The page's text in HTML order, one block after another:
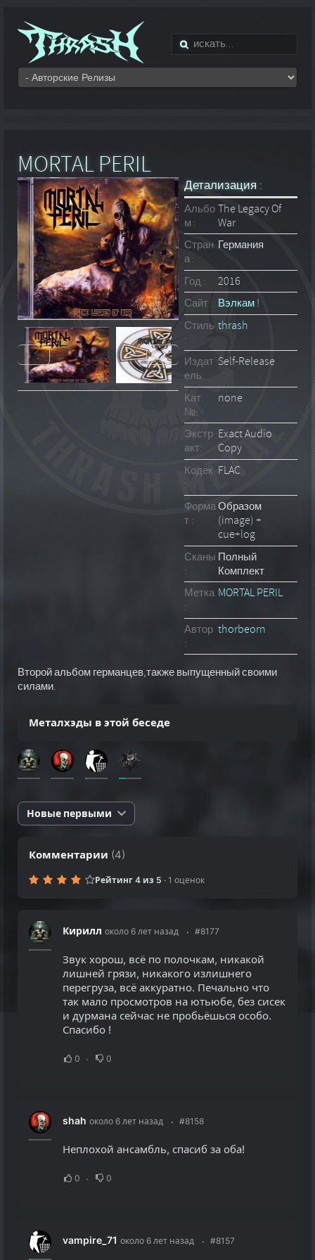
MORTAL PERIL
Детализация :
Альбо
м :
The Legacy Of
War
Стран
а :
Германия
Год :
2016
Сайт : Вэлкам !
Стиль
:
thrash
Издат
ель:
Self-Release
Кат.
№:
none
Экстр
акт:
Exact Audio
Copy
Кодек
:
FLAC
Форма
т :
Образом
(image) +
cue+log
Сканы
:
Полный
Комплект
Метка
:
MORTAL PERIL
Автор
:
thorbeorn
Второй альбом германцев,также выпущенный своими
силами.
Металхэды в этой беседе
Новые первыми
Комментарии (4)
Рейтинг 4 из 5 · 1 оценок
Кирилл около 6 лет назад #8177
Звук хорош, всё по полочкам, никакой
лишней грязи, никакого излишнего
перегруза, всё аккуратно. Печально что
так мало просмотров на ютьюбе, без сисек
и дурмана сейчас не пробьёшься особо.
Спасибо !
0 0
shah около 6 лет назад #8158
Неплохой ансамбль, спасиб за оба!
0 0
vampire_71 около 6 лет назад #8157